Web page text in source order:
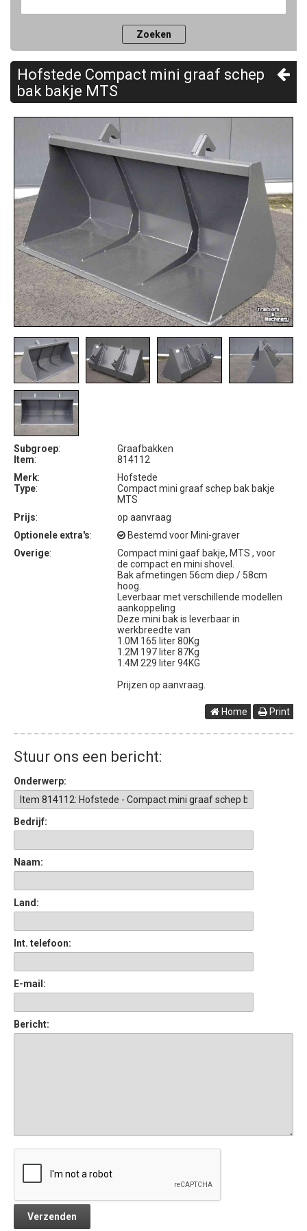
Hofstede Compact mini graaf schep
bak bakje MTS
Subgroep:
Graafbakken
Item:
814112
Merk:
Hofstede
Type:
Compact mini graaf schep bak bakje
MTS
Prijs:
op aanvraag
Optionele extra's:
Bestemd voor Mini-graver
Overige:
Compact mini gaaf bakje, MTS , voor
de compact en mini shovel.
Bak afmetingen 56cm diep / 58cm
hoog.
Leverbaar met verschillende modellen
aankoppeling
Deze mini bak is leverbaar in
werkbreedte van
1.0M 165 liter 80Kg
1.2M 197 liter 87Kg
1.4M 229 liter 94KG
Prijzen op aanvraag.
Home Print
Stuur ons een bericht:
Onderwerp:
Bedrijf:
Naam:
Land:
Int. telefoon:
E-mail:
Bericht: